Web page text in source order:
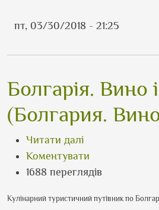
пт, 03/30/2018 - 21:25
Болгарія. Вино
(Болгария.
Читати даліпро Болгарія.
Коментувати
1688 переглядів
Кулінарний туристичний путівник по